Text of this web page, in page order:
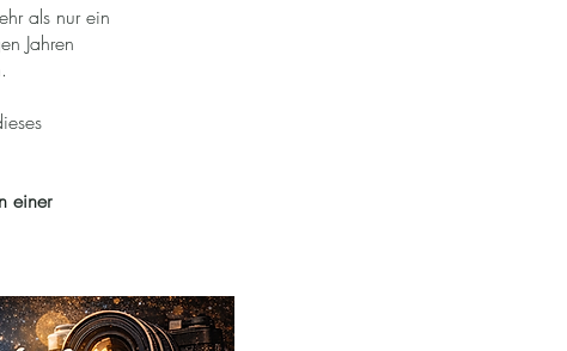
als nur ein
Jahren
einer